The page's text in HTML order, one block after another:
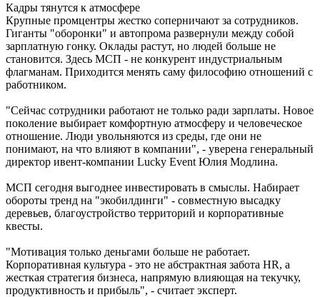
Кадры тянутся к атмосфере
Крупные промцентры жестко соперничают за сотрудников.
Гиганты "оборонки" и автопрома развернули между собой
зарплатную гонку. Оклады растут, но людей больше не
становится. Здесь МСП - не конкурент индустриальным
флагманам. Приходится менять саму философию отношений с
работником.
"Сейчас сотрудники работают не только ради зарплаты. Новое
поколение выбирает комфортную атмосферу и человеческое
отношение. Люди увольняются из среды, где они не
понимают, на что влияют в компании", - уверена генеральный
директор ивент-компании Lucky Event Юлия Модлина.
МСП сегодня выгоднее инвестировать в смыслы. Набирает
обороты тренд на "экобилдинги" - совместную высадку
деревьев, благоустройство территорий и корпоративные
квесты.
"Мотивация только деньгами больше не работает.
Корпоративная культура - это не абстрактная забота HR, а
жесткая стратегия бизнеса, напрямую влияющая на текучку,
продуктивность и прибыль", - считает эксперт.